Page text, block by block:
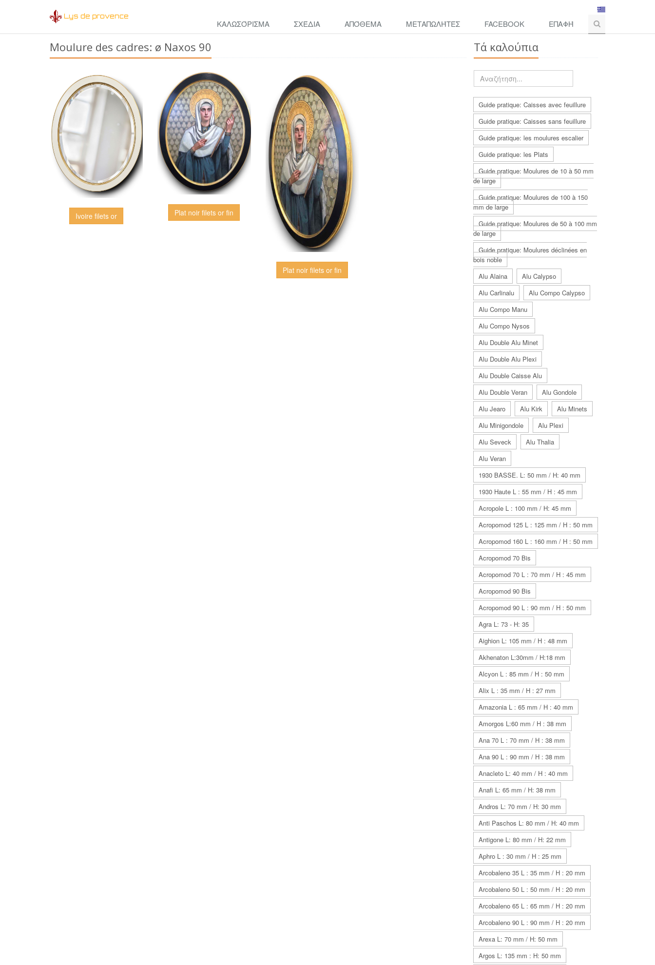
Lys de provence
ΚΑΛΩΣΌΡΙΣΜΑ ΣΧΈΔΙΑ ΑΠΌΘΕΜΑ ΜΕΤΑΠΩΛΉΤΈΣ FACEBOOK ΕΠΑΦΉ
Moulure des cadres: ø Naxos 90
Ivoire filets or Plat noir filets or fin
Plat noir filets or fin
Τά καλούπια
Guide pratique: Caisses avec feuillure
Guide pratique: Caisses sans feuillure
Guide pratique: les moulures escalier
Guide pratique: les Plats
Guide pratique: Moulures de 10 à 50 mm
de large
Guide pratique: Moulures de 100 à 150
mm de large
Guide pratique: Moulures de 50 à 100 mm
de large
Guide pratique: Moulures déclinées en
bois noble
Alu Alaina
Alu Calypso
Alu Carlinalu
Alu Compo Calypso
Alu Compo Manu
Alu Compo Nysos
Alu Double Alu Minet
Alu Double Alu Plexi
Alu Double Caisse Alu
Alu Double Veran
Alu Gondole
Alu Jearo
Alu Kirk
Alu Minets
Alu Minigondole
Alu Plexi
Alu Seveck
Alu Thalia
Alu Veran
1930 BASSE. L: 50 mm / H: 40 mm
1930 Haute L : 55 mm / H : 45 mm
Acropole L : 100 mm / H: 45 mm
Acropomod 125 L : 125 mm / H : 50 mm
Acropomod 160 L : 160 mm / H : 50 mm
Acropomod 70 Bis
Acropomod 70 L : 70 mm / H : 45 mm
Acropomod 90 Bis
Acropomod 90 L : 90 mm / H : 50 mm
Agra L: 73 - H: 35
Aighion L: 105 mm / H : 48 mm
Akhenaton L:30mm / H:18 mm
Alcyon L : 85 mm / H : 50 mm
Alix L : 35 mm / H : 27 mm
Amazonia L : 65 mm / H : 40 mm
Amorgos L:60 mm / H : 38 mm
Ana 70 L : 70 mm / H : 38 mm
Ana 90 L : 90 mm / H : 38 mm
Anacleto L: 40 mm / H : 40 mm
Anafi L: 65 mm / H: 38 mm
Andros L: 70 mm / H: 30 mm
Anti Paschos L: 80 mm / H: 40 mm
Antigone L: 80 mm / H: 22 mm
Aphro L : 30 mm / H : 25 mm
Arcobaleno 35 L : 35 mm / H : 20 mm
Arcobaleno 50 L : 50 mm / H : 20 mm
Arcobaleno 65 L : 65 mm / H : 20 mm
Arcobaleno 90 L : 90 mm / H : 20 mm
Arexa L: 70 mm / H: 50 mm
Argos L: 135 mm : H: 50 mm